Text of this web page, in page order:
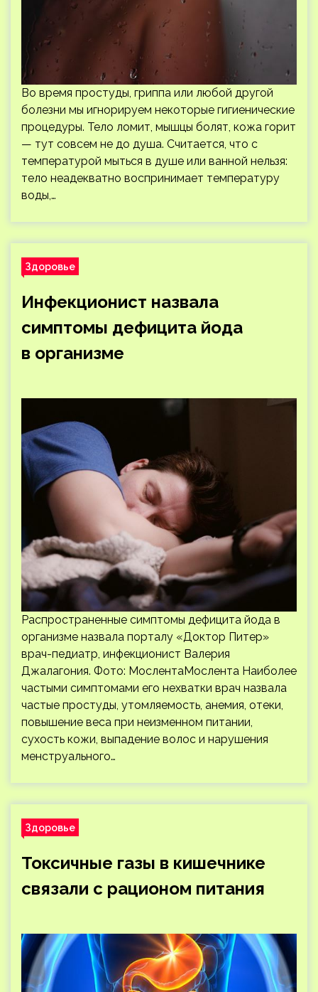
Во время простуды, гриппа или любой другой
болезни мы игнорируем некоторые гигиенические
процедуры. Тело ломит, мышцы болят, кожа горит
— тут совсем не до душа. Считается, что с
температурой мыться в душе или ванной нельзя:
тело неадекватно воспринимает температуру
воды,…
Здоровье
Инфекционист назвала
симптомы дефицита йода
в организме
Распространенные симптомы дефицита йода в
организме назвала порталу «Доктор Питер»
врач-педиатр, инфекционист Валерия
Джалагония. Фото: МослентаМослента Наиболее
частыми симптомами его нехватки врач назвала
частые простуды, утомляемость, анемия, отеки,
повышение веса при неизменном питании,
сухость кожи, выпадение волос и нарушения
менструального…
Здоровье
Токсичные газы в кишечнике
связали с рационом питания